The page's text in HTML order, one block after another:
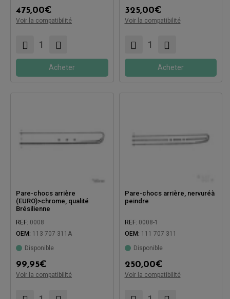
475,00€
Voir la compatibilité
Acheter
325,00€
Voir la compatibilité
Compatible avec:
Acheter
Pare-chocs arrière
(EURO)>chrome, qualité
Brésilienne
REF: 0008
OEM: 113 707 311A
Disponible
99,95€
Voir la compatibilité
Compatible avec:
Pare-chocs arrière, nervuréà
peindre
REF: 0008-1
OEM: 111 707 311
Disponible
250,00€
Voir la compatibilité